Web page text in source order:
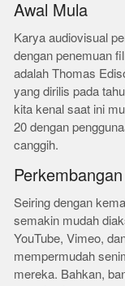
Awal Mula
Karya audiovisual
dengan penemuan
adalah Thomas
yang dirilis pada
kita kenal saat ini
20 dengan
canggih.
Seiring dengan
semakin mudah
YouTube, Vimeo,
mempermudah
mereka. Bahkan,